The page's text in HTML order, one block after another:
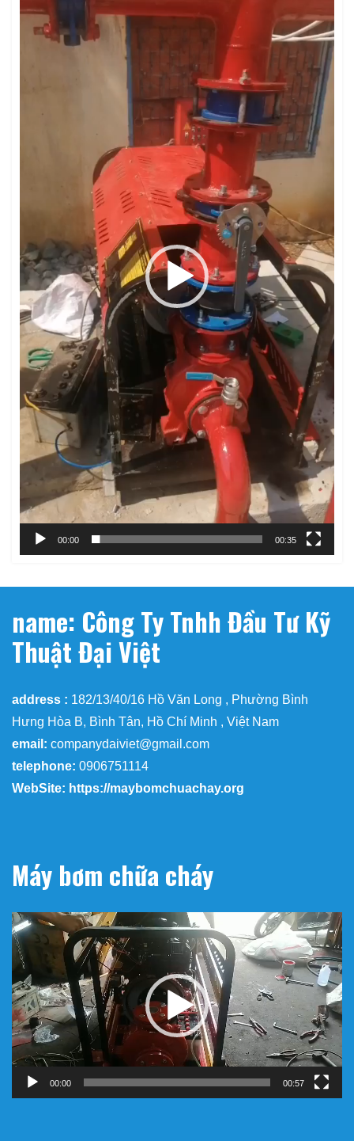
Trình
chơi
00:00 00:35
name: Công Ty Tnhh Đầu Tư Kỹ
Thuật Đại Việt
address : 182/13/40/16 Hồ Văn Long , Phường Bình
Hưng Hòa B, Bình Tân, Hồ Chí Minh , Việt Nam
email: companydaiviet@gmail.com
telephone: 0906751114
WebSite: https://maybomchuachay.org
Máy bơm chữa cháy
Trình
chơi
Video
00:00 00:57